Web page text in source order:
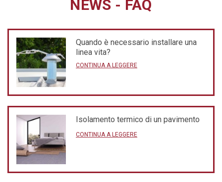
NEWS - FAQ
Quando è necessario installare una
linea vita?
CONTINUA A LEGGERE
Isolamento termico di un pavimento
CONTINUA A LEGGERE